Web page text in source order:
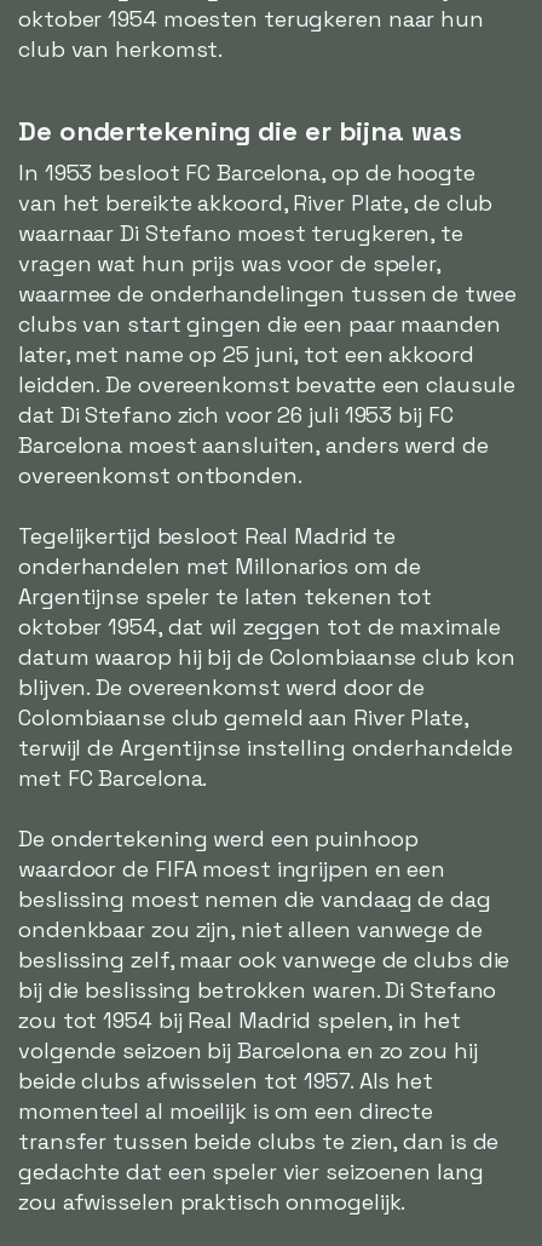
oktober 1954 moesten terugkeren naar hun
club van herkomst.
De ondertekening die er bijna was
In 1953 besloot FC Barcelona, op de hoogte
van het bereikte akkoord, River Plate, de club
waarnaar Di Stefano moest terugkeren, te
vragen wat hun prijs was voor de speler,
waarmee de onderhandelingen tussen de twee
clubs van start gingen die een paar maanden
later, met name op 25 juni, tot een akkoord
leidden. De overeenkomst bevatte een clausule
dat Di Stefano zich voor 26 juli 1953 bij FC
Barcelona moest aansluiten, anders werd de
overeenkomst ontbonden.
Tegelijkertijd besloot Real Madrid te
onderhandelen met Millonarios om de
Argentijnse speler te laten tekenen tot
oktober 1954, dat wil zeggen tot de maximale
datum waarop hij bij de Colombiaanse club kon
blijven. De overeenkomst werd door de
Colombiaanse club gemeld aan River Plate,
terwijl de Argentijnse instelling onderhandelde
met FC Barcelona.
De ondertekening werd een puinhoop
waardoor de FIFA moest ingrijpen en een
beslissing moest nemen die vandaag de dag
ondenkbaar zou zijn, niet alleen vanwege de
beslissing zelf, maar ook vanwege de clubs die
bij die beslissing betrokken waren. Di Stefano
zou tot 1954 bij Real Madrid spelen, in het
volgende seizoen bij Barcelona en zo zou hij
beide clubs afwisselen tot 1957. Als het
momenteel al moeilijk is om een directe
transfer tussen beide clubs te zien, dan is de
gedachte dat een speler vier seizoenen lang
zou afwisselen praktisch onmogelijk.